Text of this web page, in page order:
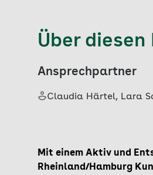
Über diesen
Ansprechpartner
Claudia Härtel, Lara
Mit einem Aktiv und
Rheinland/Hamburg